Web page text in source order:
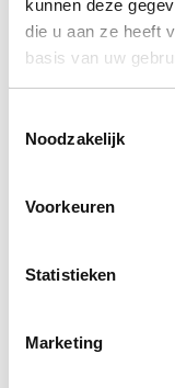
kunnen deze
die u aan ze heeft
basis van uw
Noodzakelijk
Voorkeuren
Statistieken
Marketing